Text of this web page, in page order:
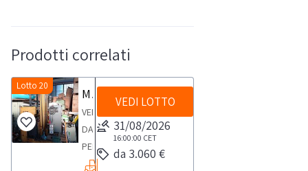
Prodotti correlati
Lotto 20
Muletto
VENDITA
DA
PERSONA
FISICAMuletto
VEDI LOTTO
31/08/2026
16:00:00 CET
da 3.060 €